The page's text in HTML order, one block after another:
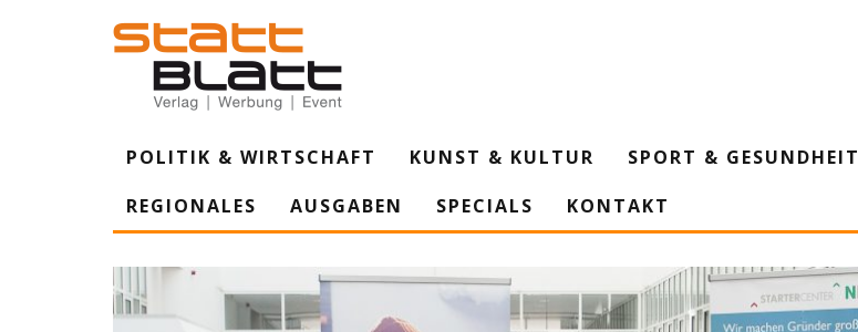
POLITIK & WIRTSCHAFT KUNST & KULTUR SPORT & GESUNDHEIT
REGIONALES
AUSGABEN SPECIALS KONTAKT